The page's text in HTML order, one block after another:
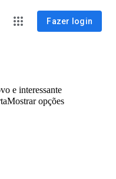
Fazer login
e interessante
Mostrar opções